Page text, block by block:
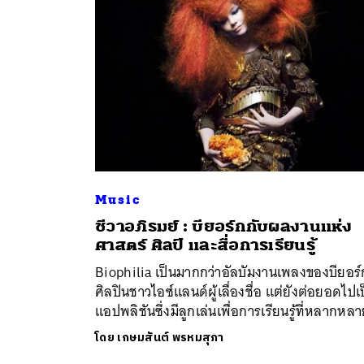
Music
ชีวาอภิรมย์ : บียอร์กกับผลงานแห่ง
ศาสตร์ ศิลป์ และสื่อการเรียนรู้
Biophilia เป็นมากกว่าอัลบัมงานเพลงของบียอ
ศิลปินชาวไอซ์แลนด์ผู้เลื่องชื่อ แต่ยังต่อยอดไป
แอปพลิชันซึ่งมีลูกเล่นเพื่อการเรียนรู้ที่หลากหล
โดย เกษมสันต์ พรหมสุภา